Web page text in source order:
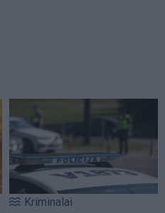
Kriminalai